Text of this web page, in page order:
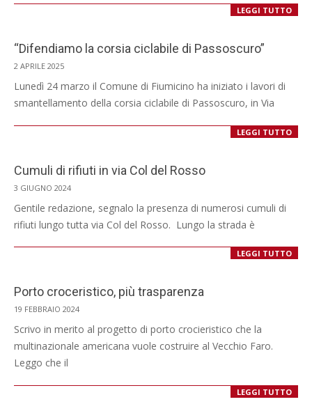
LEGGI TUTTO
“Difendiamo la corsia ciclabile di Passoscuro”
2025-
04-
02
2 APRILE 2025
Lunedì 24 marzo il Comune di Fiumicino ha iniziato i lavori di
smantellamento della corsia ciclabile di Passoscuro, in Via
LEGGI TUTTO
Cumuli di rifiuti in via Col del Rosso
2024-
06-
03
3 GIUGNO 2024
Gentile redazione, segnalo la presenza di numerosi cumuli di
rifiuti lungo tutta via Col del Rosso. Lungo la strada è
LEGGI TUTTO
Porto croceristico, più trasparenza
2024-
02-
19
19 FEBBRAIO 2024
Scrivo in merito al progetto di porto crocieristico che la
multinazionale americana vuole costruire al Vecchio Faro.
Leggo che il
LEGGI TUTTO